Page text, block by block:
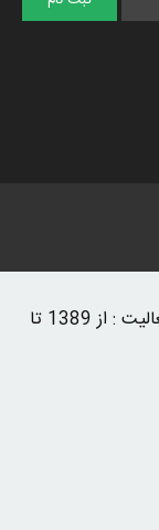
تکنولوژی به زبان ساده | مدت فعالیت : از 1389 تا